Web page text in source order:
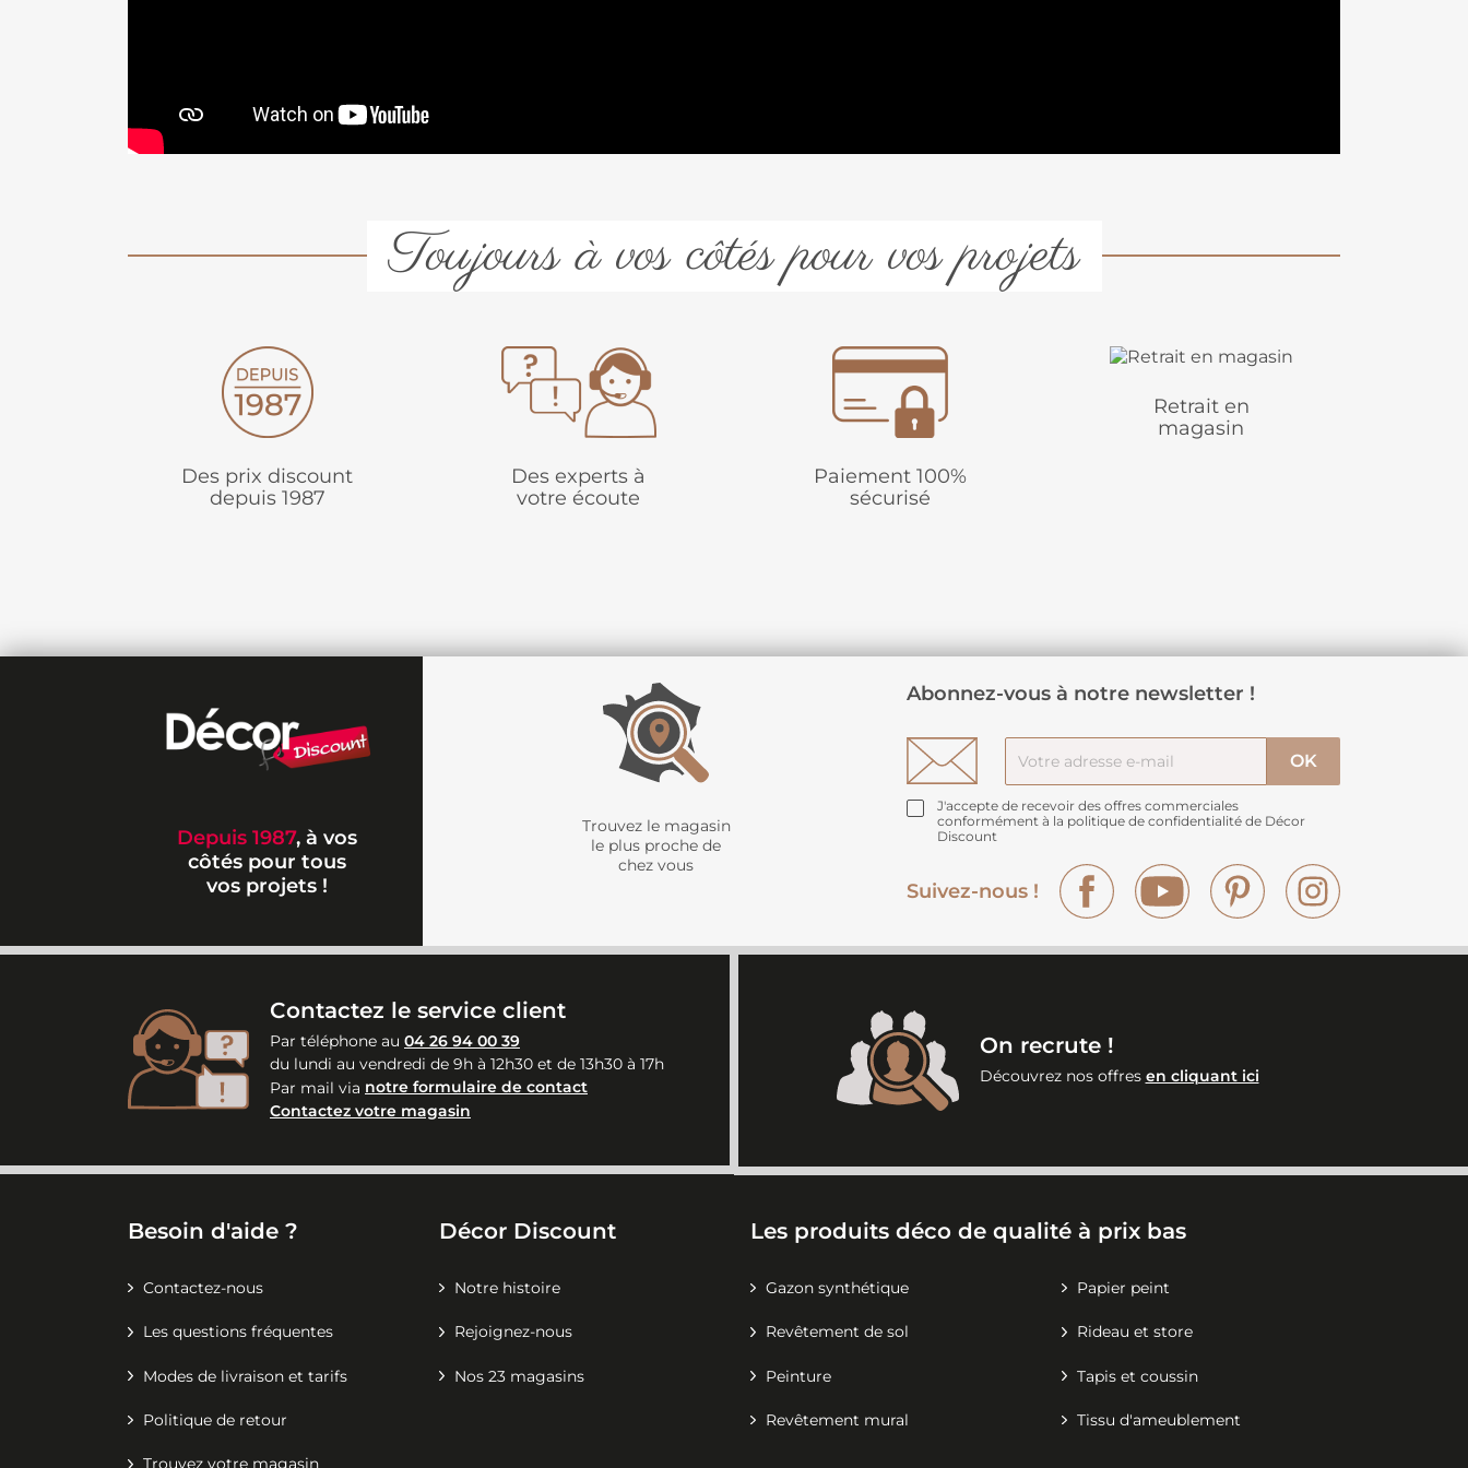
Toujours à vos côtés pour vos projets
Des prix discount
depuis 1987
Des experts à
votre écoute
Paiement 100%
sécurisé
Retrait en
magasin
Depuis 1987, à vos
côtés pour tous
vos projets !
Trouvez le magasin
le plus proche de
chez vous
Abonnez-vous à notre newsletter !
J'accepte de recevoir des offres commerciales
conformément à la politique de confidentialité de Décor
Discount
Suivez-nous !
Facebook YouTube Pinterest
Contactez le service client
Par téléphone au 04 26 94 00 39
du lundi au vendredi de 9h à 12h30 et de 13h30 à 17h
Par mail via notre formulaire de contact
Contactez votre magasin
On recrute !
Découvrez nos offres en cliquant ici
Besoin d'aide ?
Contactez-nous
Les questions fréquentes
Modes de livraison et tarifs
Politique de retour
Trouvez votre magasin
Décor Discount
Notre histoire
Rejoignez-nous
Nos 23 magasins
Les produits déco de qualité à prix bas
Gazon synthétique Papier peint
Revêtement de sol Rideau et store
Peinture Tapis et coussin
Revêtement mural Tissu d'ameublement